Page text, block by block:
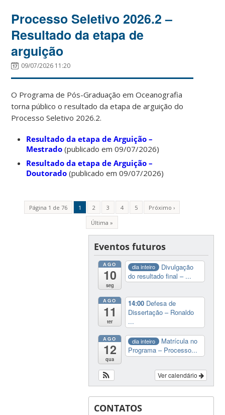
Processo Seletivo 2026.2 –
Resultado da etapa de
arguição
09/07/2026 11:20
O Programa de Pós-Graduação em Oceanografia
torna público o resultado da etapa de arguição do
Processo Seletivo 2026.2.
Resultado da etapa de Arguição –
Mestrado (publicado em 09/07/2026)
Resultado da etapa de Arguição –
Doutorado (publicado em 09/07/2026)
Página 1 de 76 1 2 3 4 5
Próximo ›
Última »
Eventos futuros
AGO
10
seg
dia inteiro
Divulgação
do resultado final – ...
AGO
11
ter
14:00 Defesa de
Dissertação – Ronaldo
...
AGO
12
qua
dia inteiro
Matrícula no
Programa – Processo...
Ver calendário
CONTATOS